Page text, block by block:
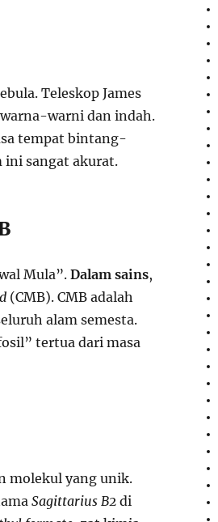
Teleskop James
warni dan indah.
tempat bintang-
ini sangat akurat.
Mula”. Dalam sains,
(CMB). CMB adalah
alam semesta.
tertua dari masa
molekul yang unik.
Sagittarius B2di